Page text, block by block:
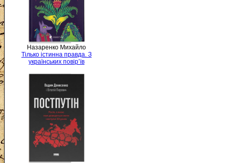
Назаренко Михайло
Тілько істинна правда. З
українських повір’їв